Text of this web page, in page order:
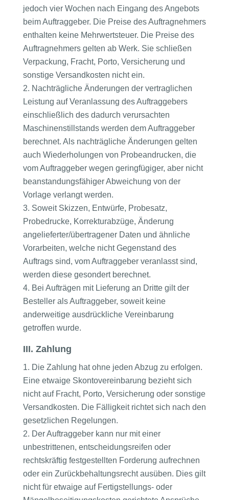
jedoch vier Wochen nach Eingang des Angebots
beim Auftraggeber. Die Preise des Auftragnehmers
enthalten keine Mehrwertsteuer. Die Preise des
Auftragnehmers gelten ab Werk. Sie schließen
Verpackung, Fracht, Porto, Versicherung und
sonstige Versandkosten nicht ein.
Nachträgliche Änderungen der vertraglichen
Leistung auf Veranlassung des Auftraggebers
einschließlich des dadurch verursachten
Maschinenstillstands werden dem Auftraggeber
berechnet. Als nachträgliche Änderungen gelten
auch Wiederholungen von Probeandrucken, die
vom Auftraggeber wegen geringfügiger, aber nicht
beanstandungsfähiger Abweichung von der
Vorlage verlangt werden.
Soweit Skizzen, Entwürfe, Probesatz,
Probedrucke, Korrekturabzüge, Änderung
angelieferter/übertragener Daten und ähnliche
Vorarbeiten, welche nicht Gegenstand des
Auftrags sind, vom Auftraggeber veranlasst sind,
werden diese gesondert berechnet.
Bei Aufträgen mit Lieferung an Dritte gilt der
Besteller als Auftraggeber, soweit keine
anderweitige ausdrückliche Vereinbarung
getroffen wurde.
III. Zahlung
Die Zahlung hat ohne jeden Abzug zu erfolgen.
Eine etwaige Skontovereinbarung bezieht sich
nicht auf Fracht, Porto, Versicherung oder sonstige
Versandkosten. Die Fälligkeit richtet sich nach den
gesetzlichen Regelungen.
Der Auftraggeber kann nur mit einer
unbestrittenen, entscheidungsreifen oder
rechtskräftig festgestellten Forderung aufrechnen
oder ein Zurückbehaltungsrecht ausüben. Dies gilt
nicht für etwaige auf Fertigstellungs- oder